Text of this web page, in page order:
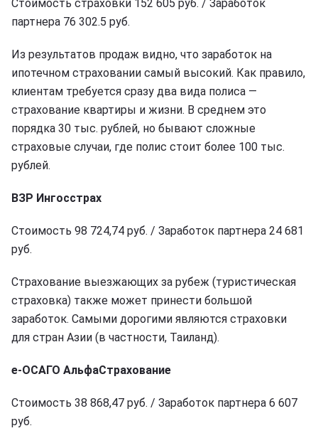
Стоимость страховки 152 605 руб. / Заработок
партнера 76 302.5 руб.
Из результатов продаж видно, что заработок на
ипотечном страховании самый высокий. Как правило,
клиентам требуется сразу два вида полиса —
страхование квартиры и жизни. В среднем это
порядка 30 тыс. рублей, но бывают сложные
страховые случаи, где полис стоит более 100 тыс.
рублей.
ВЗР Ингосстрах
Стоимость 98 724,74 руб. / Заработок партнера 24 681
руб.
Страхование выезжающих за рубеж (туристическая
страховка) также может принести большой
заработок. Самыми дорогими являются страховки
для стран Азии (в частности, Таиланд).
е-ОСАГО АльфаСтрахование
Стоимость 38 868,47 руб. / Заработок партнера 6 607
руб.